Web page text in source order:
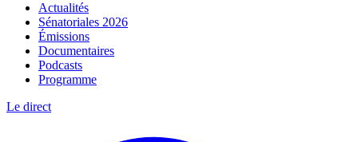
Actualités
Sénatoriales 2026
Émissions
Documentaires
Podcasts
Programme
Le direct